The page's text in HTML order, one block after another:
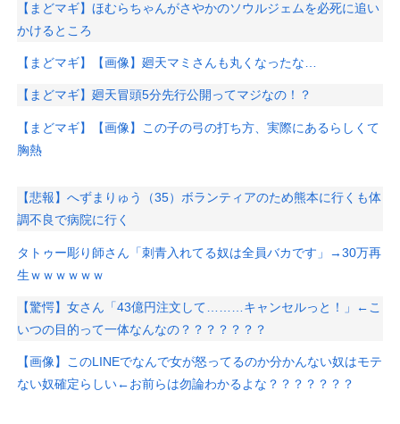
【まどマギ】ほむらちゃんがさやかのソウルジェムを必死に追い
かけるところ
【まどマギ】【画像】廻天マミさんも丸くなったな…
【まどマギ】廻天冒頭5分先行公開ってマジなの！？
【まどマギ】【画像】この子の弓の打ち方、実際にあるらしくて
胸熱
【悲報】へずまりゅう（35）ボランティアのため熊本に行くも体
調不良で病院に行く
タトゥー彫り師さん「刺青入れてる奴は全員バカです」→30万再
生ｗｗｗｗｗｗ
【驚愕】女さん「43億円注文して………キャンセルっと！」←こ
いつの目的って一体なんなの？？？？？？？
【画像】このLINEでなんで女が怒ってるのか分かんない奴はモテ
ない奴確定らしい←お前らは勿論わかるよな？？？？？？？